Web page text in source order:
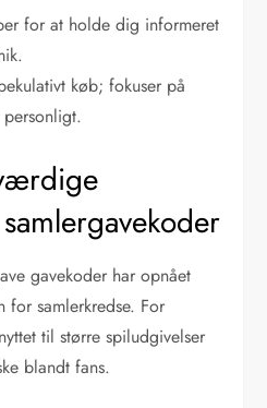
for at holde dig informeret
køb; fokuser på
gavekoder har opnået
for samlerkredse. For
til større spiludgivelser
blandt fans.